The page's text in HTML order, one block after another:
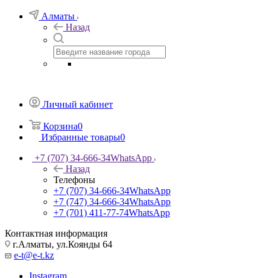
Алматы
Назад
Личный кабинет
Корзина0
Избранные товары0
+7 (707) 34-666-34WhatsApp
Назад
Телефоны
+7 (707) 34-666-34WhatsApp
+7 (747) 34-666-34WhatsApp
+7 (701) 411-77-74WhatsApp
Контактная информация
г.Алматы, ул.Коянды 64
e-t@e-t.kz
Instagram